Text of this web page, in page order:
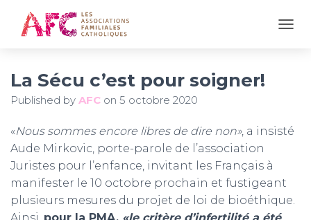
La Sécu c’est pour soigner!
Published by AFC on 5 octobre 2020
«Nous sommes encore libres de dire non», a insisté
Aude Mirkovic, porte-parole de l’association
Juristes pour l’enfance, invitant les Français à
manifester le 10 octobre prochain et fustigeant
plusieurs mesures du projet de loi de bioéthique.